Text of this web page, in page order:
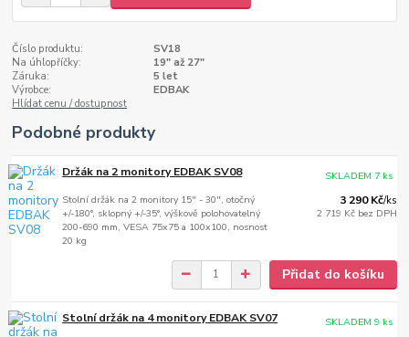
Číslo produktu:
SV18
Na úhlopříčky:
19" až 27"
Záruka:
5 let
Výrobce:
EDBAK
Hlídat cenu / dostupnost
Podobné produkty
Držák na 2 monitory EDBAK SV08
Stolní držák na 2 monitory 15" - 30", otočný
+/-180°, sklopný +/-35°, výškově polohovatelný
200-690 mm, VESA 75x75 a 100x100, nosnost
20 kg
3 290 Kč/ks
2 719 Kč bez DPH
SKLADEM 7 ks
Přidat do košíku
Stolní držák na 4 monitory EDBAK SV07 SKLADEM 9 ks